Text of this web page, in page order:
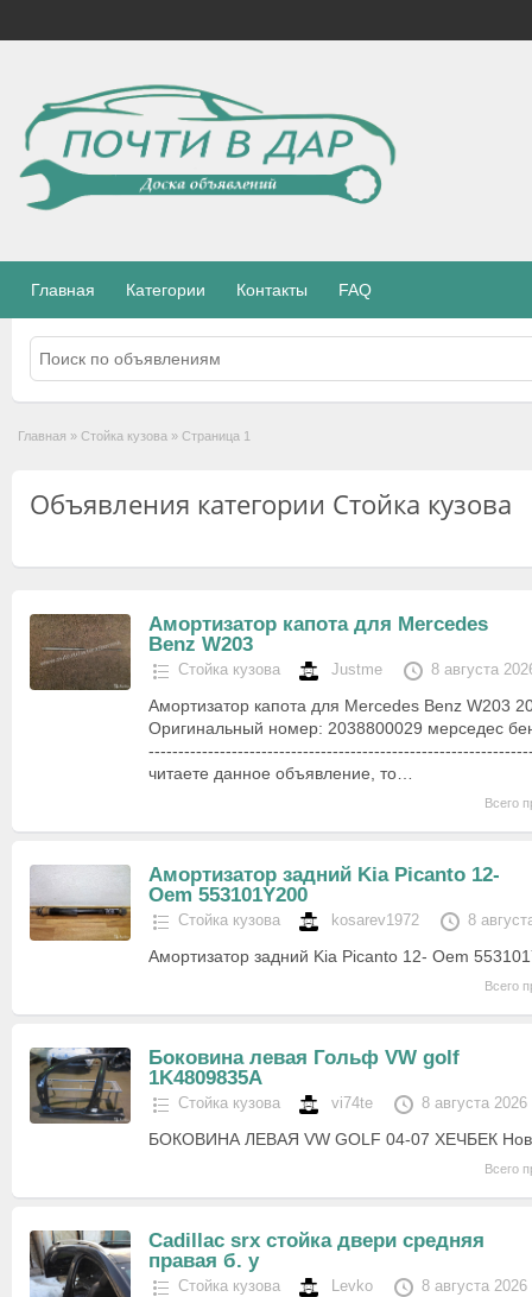
Главная Категории Контакты FAQ
Главная » Стойка кузова » Страница 1
Объявления категории Стойка кузова
Амортизатор капота для Mercedes
Benz W203
Стойка кузова Justme 8 августа
Амортизатор капота для Mercedes Benz W203
Оригинальный номер: 2038800029 мерседес
читаете данное объявление, то…
Всего
Амортизатор задний Kia Picanto 12-
Oem 553101Y200
Стойка кузова kosarev1972 8
Амортизатор задний Kia Picanto 12- Oem
Всего
Боковина левая Гольф VW golf
1K4809835A
Стойка кузова vi74te 8 августа 2026
БОКОВИНА ЛЕВАЯ VW GOLF 04-07 ХЕЧБЕК
Всего
Cadillac srx стойка двери средняя
правая б. у
Стойка кузова Levko 8 августа 2026